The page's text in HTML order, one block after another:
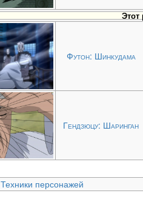
Футон: Шинкудама
Гендзюцу: Шаринган
Техники персонажей